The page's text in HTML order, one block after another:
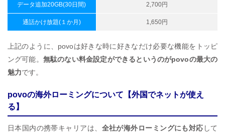
データ追加20GB(30日間) 2,700円
通話かけ放題(１か月) 1,650円
上記のように、povoは好きな時に好きなだけ必要な機能をトッピ
ング可能。 無駄のない料金設定ができるというのがpovoの最大の
魅力です。
povoの海外ローミングについて【外国でネットが使え
る】
日本国内の携帯キャリアは、 全社が海外ローミングにも対応 して